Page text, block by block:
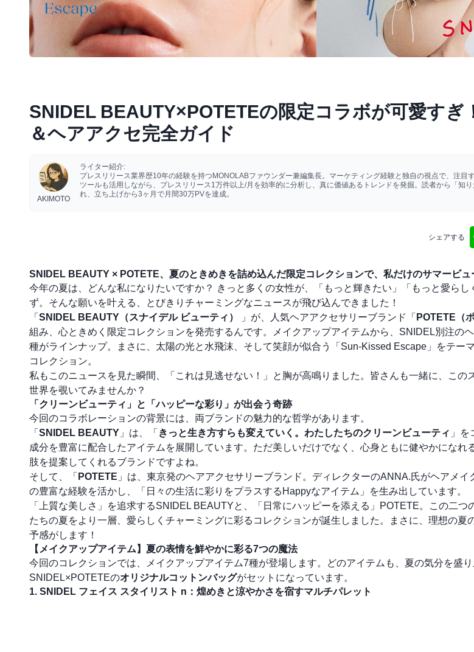
SNIDEL BEAUTY×POTETEの限定コラボが可愛すぎ
＆ヘアアクセ完全ガイド
AKIMOTO
ライター紹介:
プレスリリース業界歴10年の経験を持つMONOLABファウンダー兼編集長。マーケティング経験と独自の視点で、注目
ツールも活用しながら、プレスリリース1万件以上/月を効率的に分析し、真に価値あるトレンドを発掘。読者から「知
れ、立ち上げから3ヶ月で月間30万PVを達成。
シェアする
SNIDEL BEAUTY × POTETE、夏のときめきを詰め込んだ限定コレクションで、私だけのサマービュ
今年の夏は、どんな私になりたいですか？ きっと多くの女性が、「もっと輝きたい」「もっと愛らし
ず。そんな願いを叶える、とびきりチャーミングなニュースが飛び込んできました！
「 SNIDEL BEAUTY（スナイデル ビューティ） 」が、人気ヘアアクセサリーブランド「 POTETE（
組み、心ときめく限定コレクションを発売するんです。メイクアップアイテムから、SNIDEL別注の
種がラインナップ。まさに、太陽の光と水飛沫、そして笑顔が似合う「Sun-Kissed Escape」をテー
コレクション。
私もこのニュースを見た瞬間、「これは見逃せない！」と胸が高鳴りました。皆さんも一緒に、この
世界を覗いてみませんか？
「クリーンビューティ」と「ハッピーな彩り」が出会う奇跡
今回のコラボレーションの背景には、両ブランドの魅力的な哲学があります。
「 SNIDEL BEAUTY 」は、「 きっと生き方すらも変えていく。わたしたちのクリーンビューティ 」
成分を豊富に配合したアイテムを展開しています。ただ美しいだけでなく、心身ともに健やかになれ
肢を提案してくれるブランドですよね。
そして、「 POTETE 」は、東京発のヘアアクセサリーブランド。ディレクターのANNA.氏がヘアメイ
の豊富な経験を活かし、「日々の生活に彩りをプラスするHappyなアイテム」を生み出しています。
「上質な美しさ」を追求するSNIDEL BEAUTYと、「日常にハッピーを添える」POTETE。この二つ
たちの夏をより一層、愛らしくチャーミングに彩るコレクションが誕生しました。まさに、理想の夏
予感がします！
【メイクアップアイテム】夏の表情を鮮やかに彩る7つの魔法
今回のコレクションでは、メイクアップアイテム7種が登場します。どのアイテムも、夏の気分を盛り
SNIDEL×POTETEのオリジナルコットンバッグがセットになっています。
1. SNIDEL フェイス スタイリスト n：煌めきと涼やかさを宿すマルチパレット